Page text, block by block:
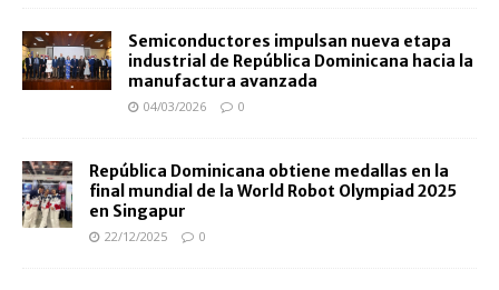
Semiconductores impulsan nueva etapa
industrial de República Dominicana hacia la
manufactura avanzada
04/03/2026 0
República Dominicana obtiene medallas en la
final mundial de la World Robot Olympiad 2025
en Singapur
22/12/2025 0